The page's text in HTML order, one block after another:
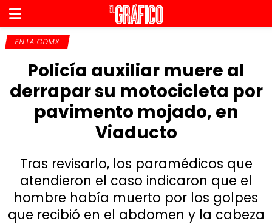
EN LA CDMX
Policía auxiliar muere al
derrapar su motocicleta por
pavimento mojado, en
Viaducto
Tras revisarlo, los paramédicos que
atendieron el caso indicaron que el
hombre había muerto por los golpes
que recibió en el abdomen y la cabeza